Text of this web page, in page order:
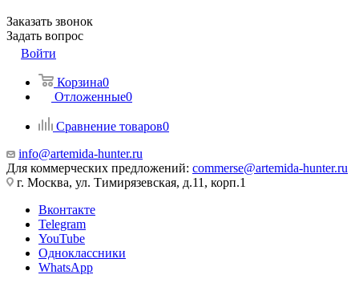
Заказать звонок
Задать вопрос
Войти
Корзина0
Отложенные0
Сравнение товаров0
info@artemida-hunter.ru
Для коммерческих предложений: commerse@artemida-hunter.ru
г. Москва, ул. Тимирязевская, д.11, корп.1
Вконтакте
Telegram
YouTube
Одноклассники
WhatsApp